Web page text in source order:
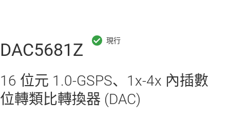
DAC5681Z
16 位元 1.0-GSPS、1x-4x 內插數
位轉類比轉換器 (DAC)